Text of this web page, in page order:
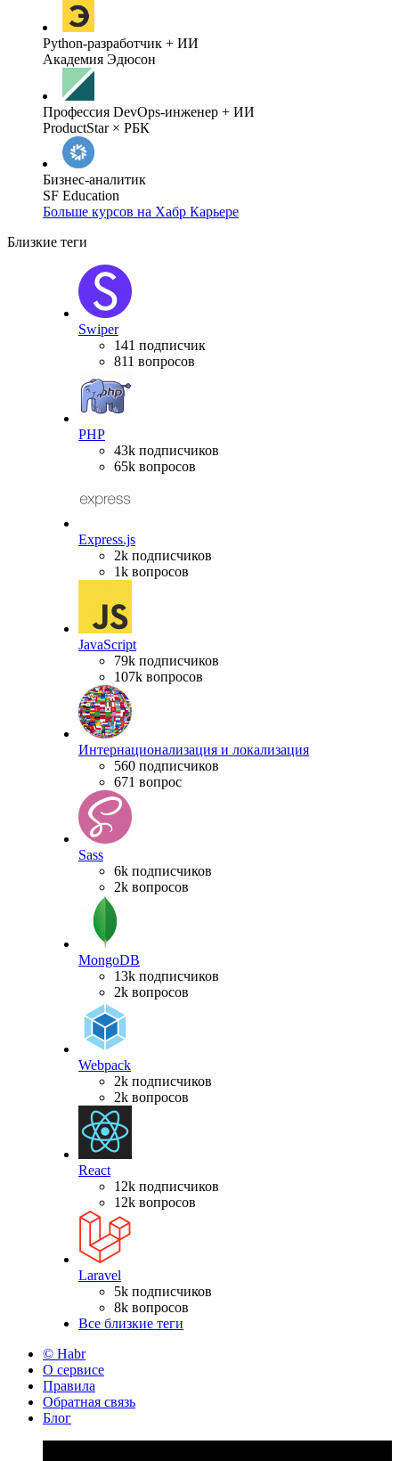
Python-разработчик + ИИ
Академия Эдюсон
Профессия DevOps-инженер + ИИ
ProductStar × РБК
Бизнес-аналитик
SF Education
Больше курсов на Хабр Карьере
Близкие теги
Swiper
141 подписчик
811 вопросов
PHP
43k подписчиков
65k вопросов
Express.js
2k подписчиков
1k вопросов
JavaScript
79k подписчиков
107k вопросов
Интернационализация и локализация
560 подписчиков
671 вопрос
Sass
6k подписчиков
2k вопросов
MongoDB
13k подписчиков
2k вопросов
Webpack
2k подписчиков
2k вопросов
React
12k подписчиков
12k вопросов
Laravel
5k подписчиков
8k вопросов
Все близкие теги
© Habr
О сервисе
Правила
Обратная связь
Блог